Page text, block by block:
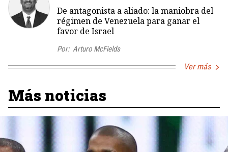
De antagonista a aliado: la maniobra del
régimen de Venezuela para ganar el
favor de Israel
Por: Arturo McFields
Ver más
Más noticias